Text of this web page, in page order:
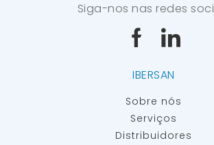
IBERSAN
Sobre nós
Serviços
Distribuidores
Siga-nos nas redes